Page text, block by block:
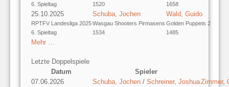
6. Spieltag
1520
1658
25.10.2025
RPTFV Landesliga 2025
6. Spieltag
Schuba, Jochen
Wasgau Shooters Pirmasens
1534
Wald, Guido
Golden Puppets 2
1485
Mehr …
Letzte Doppelspiele
Datum
Spieler
07.06.2026
Schuba, Jochen / Schreiner, JoshuaZimmer,